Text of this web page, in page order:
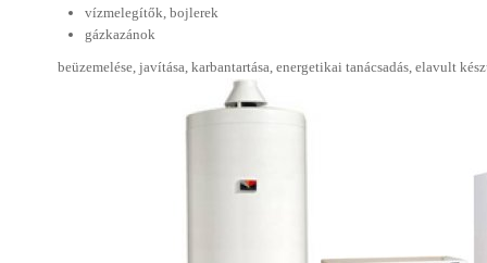
vízmelegítők, bojlerek
gázkazánok
beüzemelése, javítása, karbantartása, energetikai tanácsadás, elavult